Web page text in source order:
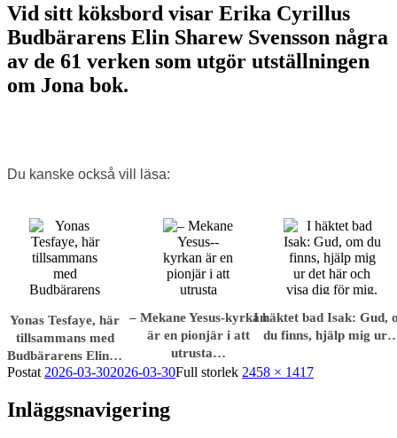
Vid sitt köksbord visar Erika Cyrillus
Budbärarens Elin Sharew Svensson några
av de 61 verken som utgör utställningen
om Jona bok.
Du kanske också vill läsa:
Yonas Tesfaye, här
tillsammans med
Budbärarens Elin…
– Mekane Yesus-­kyrkan
är en pionjär i att
utrusta…
I häktet bad Isak: Gud,
du finns, hjälp mig
Postat 2026-03-302026-03-30Full storlek 2458 × 1417
Inläggsnavigering